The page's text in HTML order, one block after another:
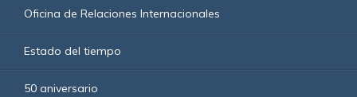
Oficina de Relaciones Internacionales
Estado del tiempo
50 aniversario